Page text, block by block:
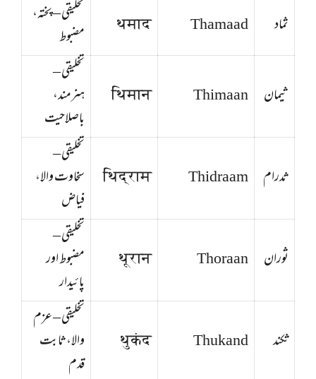
ثماد
Thamaad
थमाद
تخلیقی – پختہ،
مضبوط
ثیمان Thimaan
थिमान
تخلیقی –
ہنرمند،
باصلاحیت
ثدرام Thidraam
थिद्राम
تخلیقی –
سخاوت والا،
فیاض
ثوران Thoraan
थूरान
تخلیقی –
مضبوط اور
پائیدار
ثکند Thukand
थुकंद
تخلیقی – عزم
والا، ثابت
قدم